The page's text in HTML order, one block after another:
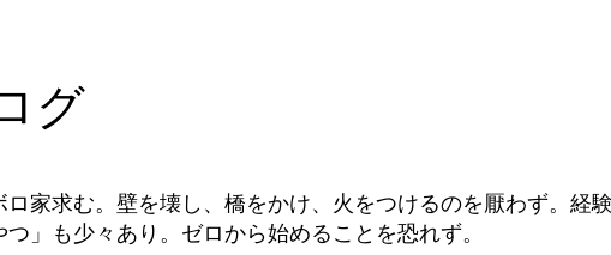
グ
家求む。壁を壊し、橋をかけ、火をつけるのを厭わず。経
つ」も少々あり。ゼロから始めることを恐れず。